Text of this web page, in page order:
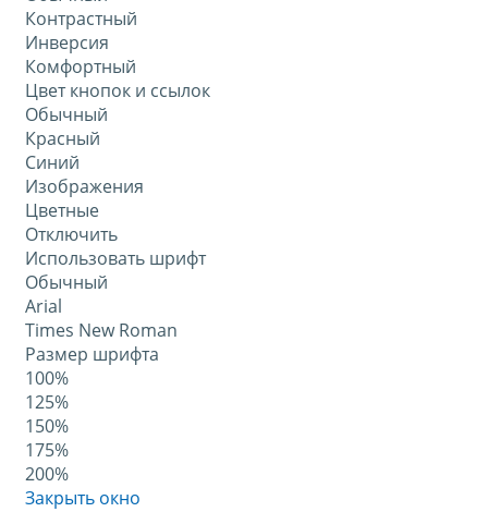
Контрастный
Инверсия
Комфортный
Цвет кнопок и ссылок
Обычный
Красный
Синий
Изображения
Цветные
Отключить
Использовать шрифт
Обычный
Arial
Times New Roman
Размер шрифта
100%
125%
150%
175%
200%
Закрыть окно